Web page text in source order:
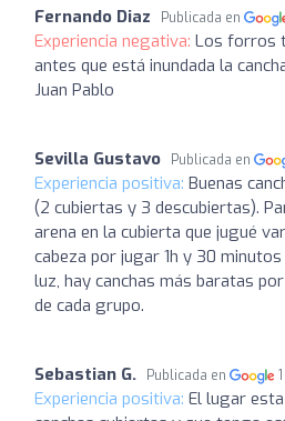
Fernando Diaz Publicada en
Experiencia negativa: Los forros
antes que está inundada la
Juan Pablo
Sevilla Gustavo Publicada en
Experiencia positiva: Buenas
(2 cubiertas y 3 descubiertas).
arena en la cubierta que jugué
cabeza por jugar 1h y 30
luz, hay canchas más baratas
de cada grupo.
Sebastian G. Publicada en
Experiencia positiva: El lugar